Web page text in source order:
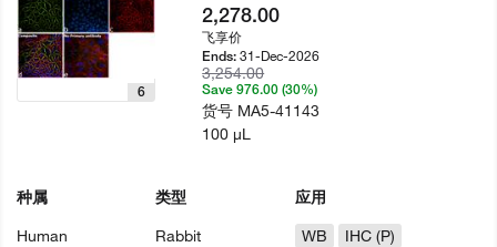
6
种属
Human
类型
Rabbit
应用
WB
IHC (P)
2,278.00
飞享价
Ends:31-Dec-2026
3,254.00
Save 976.00 (30%)
货号 MA5-41143
100 µL